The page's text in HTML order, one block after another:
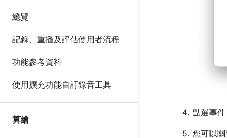
總覽
記錄、重播及評估使用者流程
功能參考資料
使用擴充功能自訂錄音工具
算繪
點選事件
您可以